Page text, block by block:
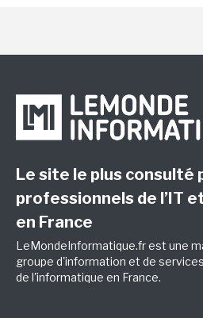
Le site le plus consulté
professionnels de l’IT
en France
LeMondeInformatique.fr est une
groupe d'information et de
de l'informatique en France.